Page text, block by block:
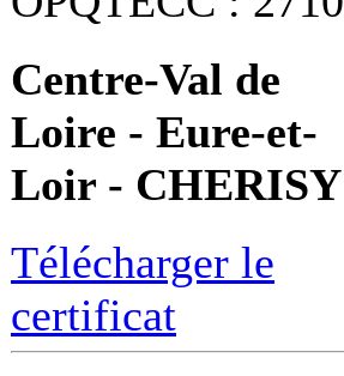
Centre-Val de
Loire - Eure-et-
Loir - CHERISY
Télécharger le
certificat